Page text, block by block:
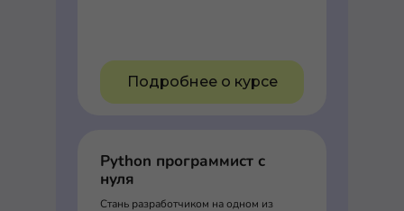
Подробнее о курсе
Python программист с
нуля
Стань разработчиком на одном из